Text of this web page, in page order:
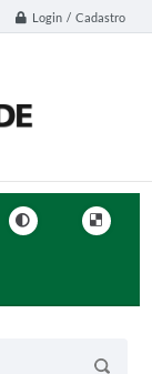
Login / Cadastro